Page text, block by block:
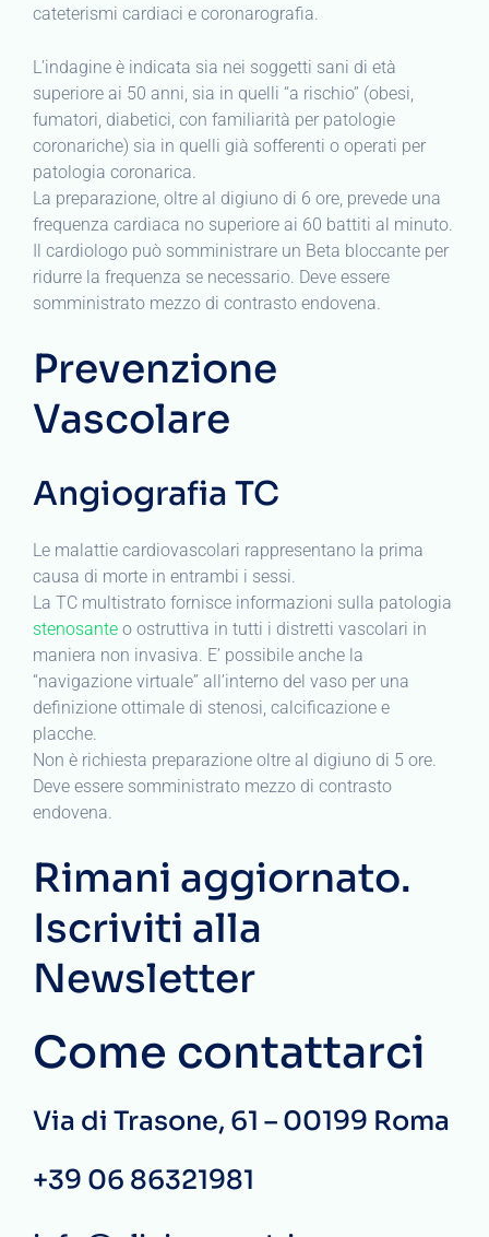
cateterismi cardiaci e coronarografia.
L’indagine è indicata sia nei soggetti sani di età
superiore ai 50 anni, sia in quelli “a rischio” (obesi,
fumatori, diabetici, con familiarità per patologie
coronariche) sia in quelli già sofferenti o operati per
patologia coronarica.
La preparazione, oltre al digiuno di 6 ore, prevede una
frequenza cardiaca no superiore ai 60 battiti al minuto.
Il cardiologo può somministrare un Beta bloccante per
ridurre la frequenza se necessario. Deve essere
somministrato mezzo di contrasto endovena.
Prevenzione
Vascolare
Angiografia TC
Le malattie cardiovascolari rappresentano la prima
causa di morte in entrambi i sessi.
La TC multistrato fornisce informazioni sulla patologia
stenosante o ostruttiva in tutti i distretti vascolari in
maniera non invasiva. E’ possibile anche la
“navigazione virtuale” all’interno del vaso per una
definizione ottimale di stenosi, calcificazione e
placche.
Non è richiesta preparazione oltre al digiuno di 5 ore.
Deve essere somministrato mezzo di contrasto
endovena.
Rimani aggiornato.
Iscriviti alla
Newsletter
Come contattarci
Via di Trasone, 61 – 00199 Roma
+39 06 86321981